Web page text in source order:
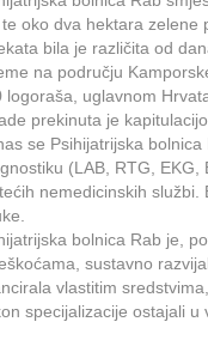
oko dva hektara zelene
bila je različita od
na području
logoraša, uglavnom
prekinuta je
se Psihijatrijska
(LAB, RTG,
nemedicinskih
bolnica Rab je,
sustavno
vlastitim
specijalizacije ostajali u